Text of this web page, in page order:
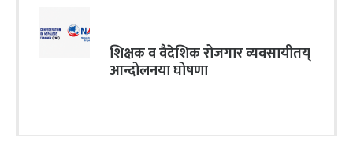
शिक्षक व वैदेशिक रोजगार व्यवसायीतय्
आन्दोलनया घोषणा